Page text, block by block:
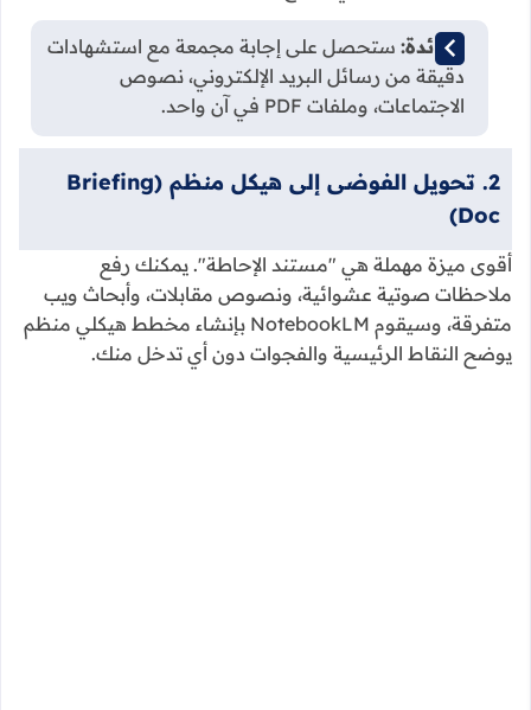
الفائدة: ستحصل على إجابة مجمعة مع استشهادات
دقيقة من رسائل البريد الإلكتروني، نصوص
الاجتماعات، وملفات PDF في آن واحد.
2. تحويل الفوضى إلى هيكل منظم (Briefing
Doc)
أقوى ميزة مهملة هي "مستند الإحاطة". يمكنك رفع
ملاحظات صوتية عشوائية، ونصوص مقابلات، وأبحاث ويب
متفرقة، وسيقوم NotebookLM بإنشاء مخطط هيكلي منظم
يوضح النقاط الرئيسية والفجوات دون أي تدخل منك.